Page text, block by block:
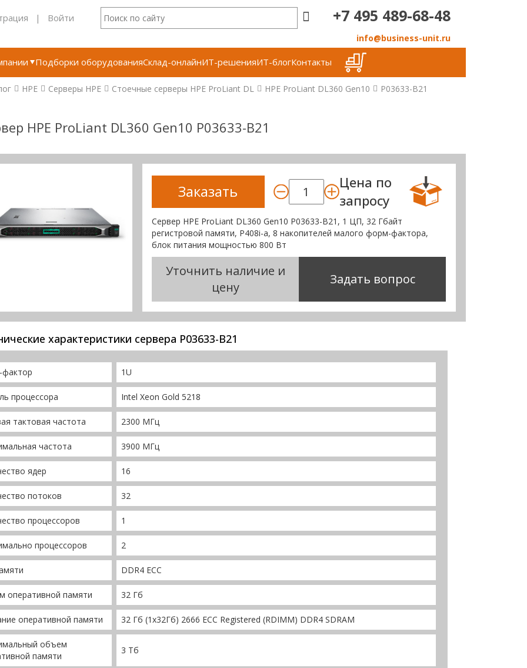
| Войти +7 495 489-68-48
info@business-unit.ru
Подборки оборудованияСклад-онлайнИТ-решенияИТ-блогКонтакты
HPE Серверы HPE Стоечные серверы HPE ProLiant DL HPE ProLiant DL360 Gen10 P03633-B21
HPE ProLiant DL360 Gen10 P03633-B21
Заказать
Цена по
запросу
Сервер HPE ProLiant DL360 Gen10 P03633-B21, 1 ЦП, 32 Гбайт
регистровой памяти, P408i-a, 8 накопителей малого форм-фактора,
блок питания мощностью 800 Вт
Уточнить наличие и
цену
Задать вопрос
характеристики сервера P03633-B21
1U
процессора Intel Xeon Gold 5218
тактовая частота 2300 МГц
частота 3900 МГц
ядер 16
потоков 32
процессоров 1
процессоров 2
DDR4 ECC
оперативной памяти 32 Гб
оперативной памяти 32 Гб (1x32Гб) 2666 ECC Registered (RDIMM) DDR4 SDRAM
объем
памяти
3 Тб